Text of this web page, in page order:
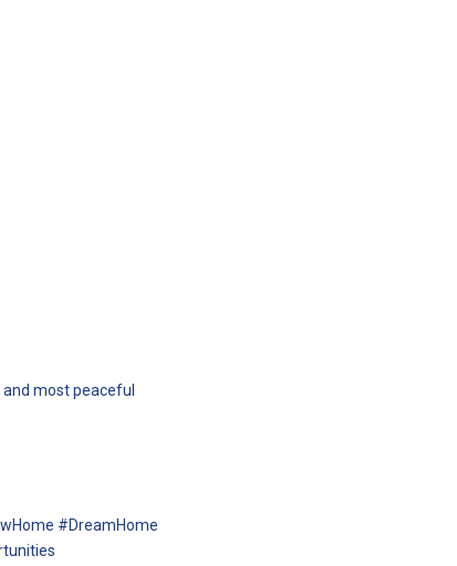
most peaceful
#DreamHome